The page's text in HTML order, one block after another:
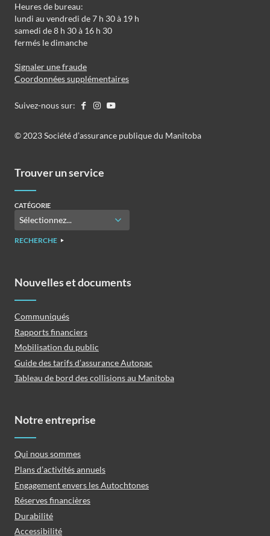
Heures de bureau:
lundi au vendredi de 7 h 30 à 19 h
samedi de 8 h 30 à 16 h 30
fermés le dimanche
Signaler une fraude
Coordonnées supplémentaires
Suivez-nous sur:
©️️ 2023 Société d’assurance publique du Manitoba
Trouver un service
CATÉGORIE
RECHERCHE
Nouvelles et documents
Communiqués
Rapports financiers
Mobilisation du public
Guide des tarifs d’assurance Autopac
Tableau de bord des collisions au Manitoba
Notre entreprise
Qui nous sommes
Plans d’activités annuels
Engagement envers les Autochtones
Réserves financières
Durabilité
Accessibilité